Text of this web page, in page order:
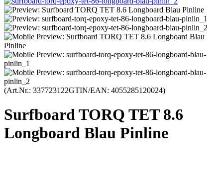
(Art.Nr.: 337723122GTIN/EAN: 4055285120024)
Surfboard TORQ TET 8.6
Longboard Blau Pinline